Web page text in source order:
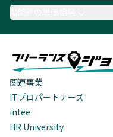
AI関連の単価相場
関連事業
ITプロパートナーズ
intee
HR University